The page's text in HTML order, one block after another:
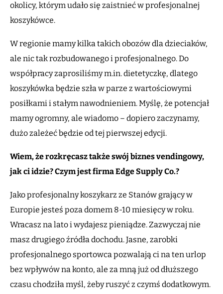
okolicy, którym udało się zaistnieć w profesjonalnej
koszykówce.
W regionie mamy kilka takich obozów dla dzieciaków,
ale nic tak rozbudowanego i profesjonalnego. Do
współpracy zaprosiliśmy m.in. dietetyczkę, dlatego
koszykówka będzie szła w parze z wartościowymi
posiłkami i stałym nawodnieniem. Myślę, że potencjał
mamy ogromny, ale wiadomo – dopiero zaczynamy,
dużo zależeć będzie od tej pierwszej edycji.
Wiem, że rozkręcasz także swój biznes vendingowy,
jak ci idzie? Czym jest firma Edge Supply Co.?
Jako profesjonalny koszykarz ze Stanów grający w
Europie jesteś poza domem 8-10 miesięcy w roku.
Wracasz na lato i wydajesz pieniądze. Zazwyczaj nie
masz drugiego źródła dochodu. Jasne, zarobki
profesjonalnego sportowca pozwalają ci na ten urlop
bez wpływów na konto, ale za mną już od dłuższego
czasu chodziła myśl, żeby ruszyć z czymś dodatkowym.